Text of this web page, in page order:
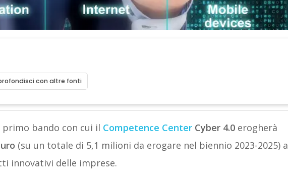
con altre fonti
bando con cui il Competence CenterCyber 4.0erogherà
(su un totale di 5,1 milioni da erogare nel biennio 2023-2025) a
innovativi delle imprese.